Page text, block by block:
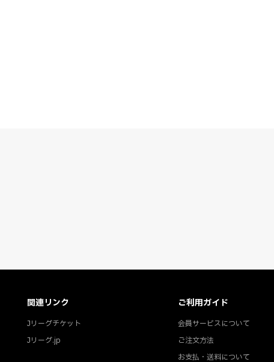
関連リンク
Jリーグチケット
Jリーグ.jp
ご利用ガイド
会員サービスについて
ご注文方法
お支払・送料について